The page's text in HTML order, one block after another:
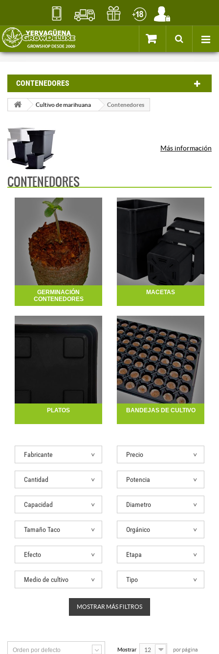
CONTENEDORES
Cultivo de marihuana Contenedores
CONTENEDORES
Más información
GERMINACIÓN
CONTENEDORES
MACETAS
PLATOS BANDEJAS DE CULTIVO
Fabricante Precio
Cantidad Potencia
Capacidad Diametro
Tamaño Taco Orgánico
Efecto Etapa
Medio de cultivo Tipo
MOSTRAR MÁS FILTROS
Orden por defecto Mostrar 12 por página